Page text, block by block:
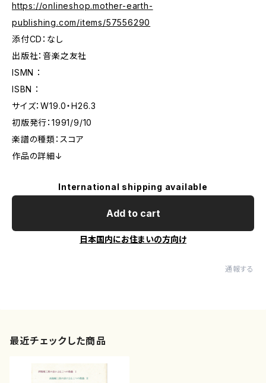
https://onlineshop.mother-earth-
publishing.com/items/57556290
添付CD：なし
出版社：音楽之友社
ISMN ：
ISBN ：
サイズ：W19.0・H26.3
初版発行：1991/9/10
楽譜の種類：スコア
作品の詳細↓
International shipping available
Add to cart
日本国内にお住まいの方向け
通報する
最近チェックした商品